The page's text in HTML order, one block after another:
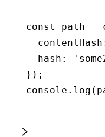
const path =
  contentHash
  hash
:
});
console .log